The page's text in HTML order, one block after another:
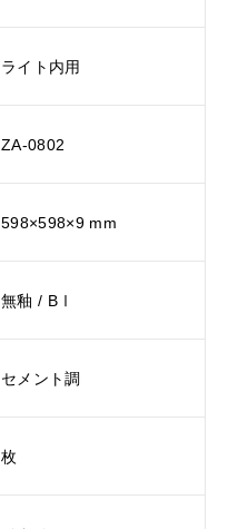
ライト内用
ZA-0802
598×598×9 mm
無釉 / BⅠ
セメント調
枚